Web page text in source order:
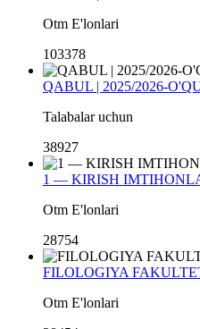
Otm E'lonlari
103378
QABUL | 2025/2026-
Talabalar uchun
38927
1 — KIRISH
Otm E'lonlari
28754
FILOLOGIYA
Otm E'lonlari